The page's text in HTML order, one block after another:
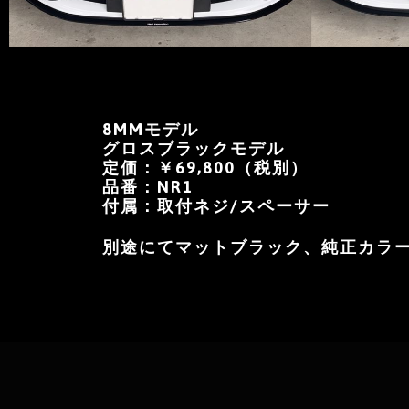
8MMモデル
グロスブラックモデル
定価：￥69,800（税別）
品番：NR1
付属：取付ネジ/スペーサー
別途にてマットブラック、純正カラ